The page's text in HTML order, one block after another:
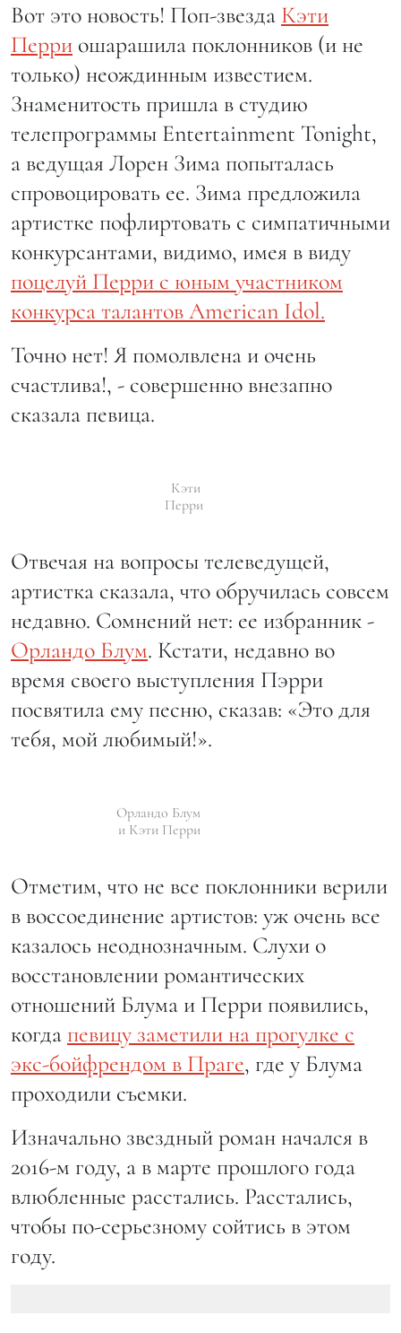
Вот это новость! Поп-звезда Кэти
Перри ошарашила поклонников (и не
только) неождинным известием.
Знаменитость пришла в студию
телепрограммы Entertainment Tonight,
а ведущая Лорен Зима попыталась
спровоцировать ее. Зима предложила
артистке пофлиртовать с симпатичными
конкурсантами, видимо, имея в виду
поцелуй Перри с юным участником
конкурса талантов American Idol.
Точно нет! Я помолвлена и очень
счастлива!, - совершенно внезапно
сказала певица.
Кэти
Перри
Отвечая на вопросы телеведущей,
артистка сказала, что обручилась совсем
недавно. Сомнений нет: ее избранник -
Орландо Блум. Кстати, недавно во
время своего выступления Пэрри
посвятила ему песню, сказав: «Это для
тебя, мой любимый!».
Орландо Блум
и Кэти Перри
Отметим, что не все поклонники верили
в воссоединение артистов: уж очень все
казалось неоднозначным. Слухи о
восстановлении романтических
отношений Блума и Перри появились,
когда певицу заметили на прогулке с
экс-бойфрендом в Праге, где у Блума
проходили съемки.
Изначально звездный роман начался в
2016-м году, а в марте прошлого года
влюбленные расстались. Расстались,
чтобы по-серьезному сойтись в этом
году.